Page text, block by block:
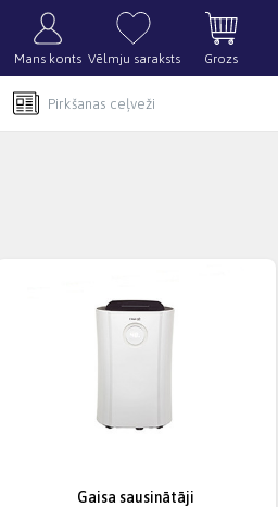
Mans konts Vēlmju saraksts Grozs
Pirkšanas ceļveži
Gaisa sausinātāji